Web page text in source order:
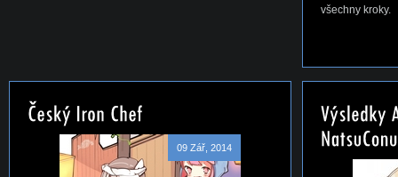
všechny kroky.
09 Zář, 2014